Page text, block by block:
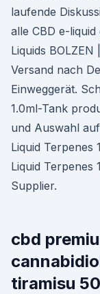
laufende
alle CBD e-
Liquids
Versand nach
Einweggerät.
1.0ml-Tank
und Auswahl
Liquid Terpenes
Liquid Terpenes
Supplier.
cbd
tiramisu